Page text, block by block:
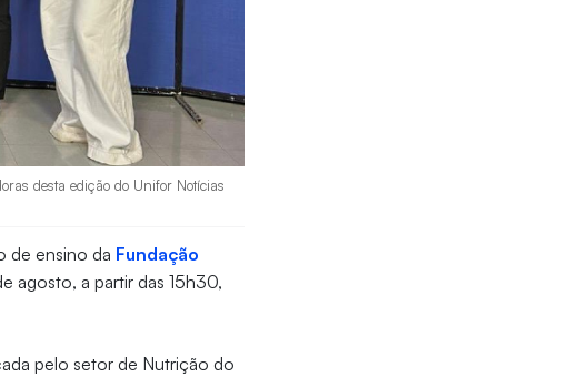
desta edição do Unifor Notícias
de ensino da Fundação
agosto, a partir das 15h30,
pelo setor de Nutrição do